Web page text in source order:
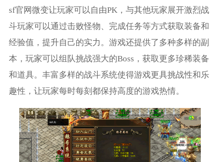
sf官网微变让玩家可以自由PK，与其他玩家展开激烈战
斗玩家可以通过击败怪物、完成任务等方式获取装备和
经验值，提升自己的实力。游戏还提供了多种多样的副
本，玩家可以组队挑战强大的Boss，获取更多珍稀装备
和道具。丰富多样的战斗系统使得游戏更具挑战性和乐
趣性，让玩家每时每刻都保持高度的游戏热情。